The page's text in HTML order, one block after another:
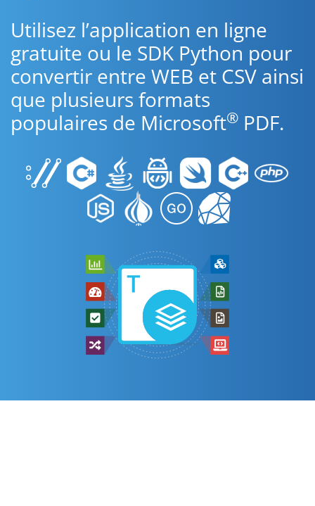
Utilisez l’application en ligne
gratuite ou le SDK Python pour
convertir entre WEB et CSV ainsi
que plusieurs formats
populaires de Microsoft® PDF.